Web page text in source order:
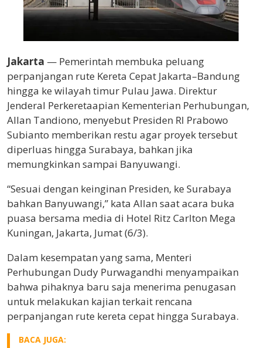
Jakarta — Pemerintah membuka peluang
perpanjangan rute Kereta Cepat Jakarta–Bandung
hingga ke wilayah timur Pulau Jawa. Direktur
Jenderal Perkeretaapian Kementerian Perhubungan,
Allan Tandiono, menyebut Presiden RI Prabowo
Subianto memberikan restu agar proyek tersebut
diperluas hingga Surabaya, bahkan jika
memungkinkan sampai Banyuwangi.
“Sesuai dengan keinginan Presiden, ke Surabaya
bahkan Banyuwangi,” kata Allan saat acara buka
puasa bersama media di Hotel Ritz Carlton Mega
Kuningan, Jakarta, Jumat (6/3).
Dalam kesempatan yang sama, Menteri
Perhubungan Dudy Purwagandhi menyampaikan
bahwa pihaknya baru saja menerima penugasan
untuk melakukan kajian terkait rencana
perpanjangan rute kereta cepat hingga Surabaya.
BACA JUGA: